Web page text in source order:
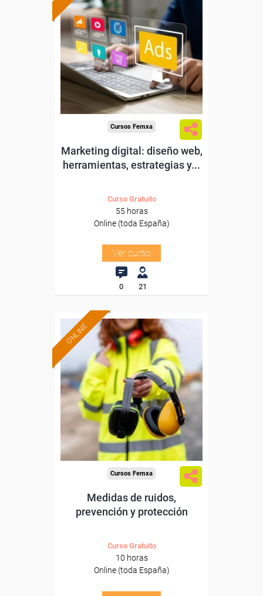
Formación 100%
subvencionada.
Para desempleados,
trabajadores y autónomos.
Sector
-Comercio.
Cursos Femxa
Marketing digital: diseño web,
herramientas, estrategias y...
Curso Gratuito
55 horas
Online (toda España)
Ver curso
0 21
ONLINE
Formación 100%
subvencionada.
Para desempleados,
trabajadores y autónomos.
Sector
-Construcción e industrias
Extractivas.
Cursos Femxa
Medidas de ruidos,
prevención y protección
Curso Gratuito
10 horas
Online (toda España)